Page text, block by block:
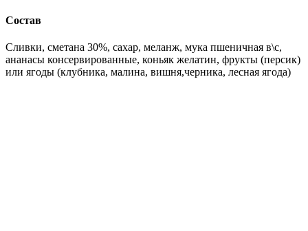
Состав
Сливки, сметана 30%, сахар, меланж, мука пшеничная в\с,
ананасы консервированные, коньяк желатин, фрукты (персик)
или ягоды (клубника, малина, вишня,черника, лесная ягода)